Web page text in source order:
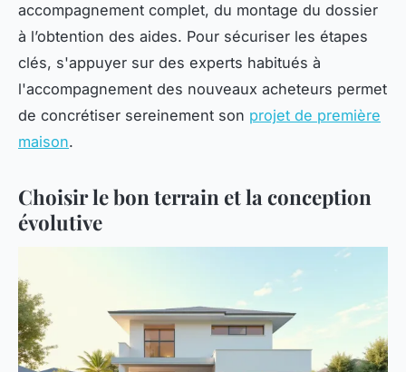
accompagnement complet, du montage du dossier
à l’obtention des aides. Pour sécuriser les étapes
clés, s'appuyer sur des experts habitués à
l'accompagnement des nouveaux acheteurs permet
de concrétiser sereinement son projet de première
maison.
Choisir le bon terrain et la conception
évolutive